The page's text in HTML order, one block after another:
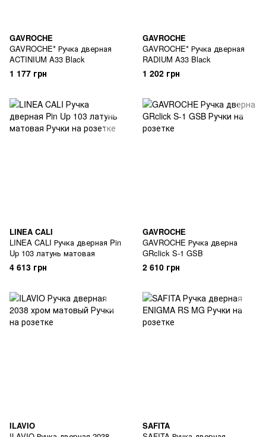
GAVROCHE
GAVROCHE* Ручка дверная
ACTINIUM A33 Black
1 177 грн
GAVROCHE
GAVROCHE* Ручка дверная
RADIUM A33 Black
1 202 грн
LINEA CALI
LINEA CALI Ручка дверная Pin
Up 103 латунь матовая
4 613 грн
GAVROCHE
GAVROCHE Ручка дверна
GRclick S-1 GSB
2 610 грн
ILAVIO
SAFITA